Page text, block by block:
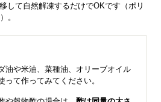
して自然解凍するだけでOKです（ポリ
。
油や米油、菜種油、オリーブオイル
って作ってみてください。